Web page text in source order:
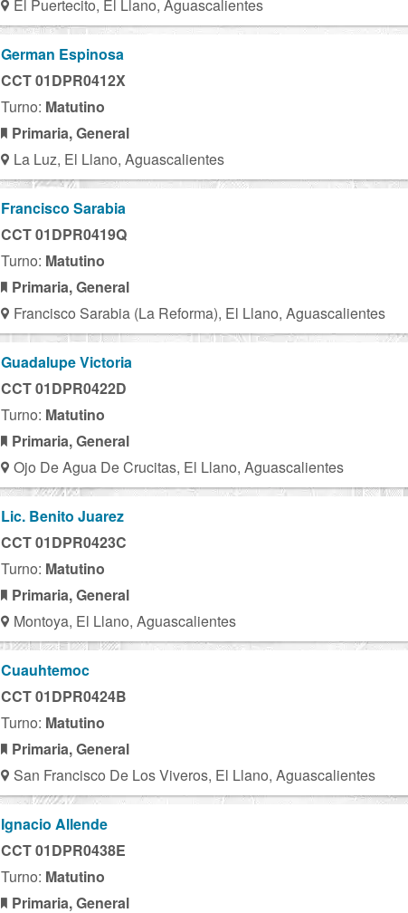
El Puertecito, El Llano, Aguascalientes
German Espinosa
CCT 01DPR0412X
Turno: Matutino
Primaria, General
La Luz, El Llano, Aguascalientes
Francisco Sarabia
CCT 01DPR0419Q
Turno: Matutino
Primaria, General
Francisco Sarabia (La Reforma), El Llano, Aguascalientes
Guadalupe Victoria
CCT 01DPR0422D
Turno: Matutino
Primaria, General
Ojo De Agua De Crucitas, El Llano, Aguascalientes
Lic. Benito Juarez
CCT 01DPR0423C
Turno: Matutino
Primaria, General
Montoya, El Llano, Aguascalientes
Cuauhtemoc
CCT 01DPR0424B
Turno: Matutino
Primaria, General
San Francisco De Los Viveros, El Llano, Aguascalientes
Ignacio Allende
CCT 01DPR0438E
Turno: Matutino
Primaria, General